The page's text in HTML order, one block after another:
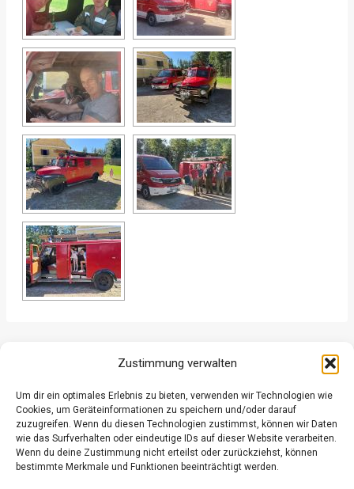
Zustimmung verwalten
Um dir ein optimales Erlebnis zu bieten, verwenden wir Technologien wie
Cookies, um Geräteinformationen zu speichern und/oder darauf
zuzugreifen. Wenn du diesen Technologien zustimmst, können wir Daten
wie das Surfverhalten oder eindeutige IDs auf dieser Website verarbeiten.
Wenn du deine Zustimmung nicht erteilst oder zurückziehst, können
bestimmte Merkmale und Funktionen beeinträchtigt werden.
Datenschutz